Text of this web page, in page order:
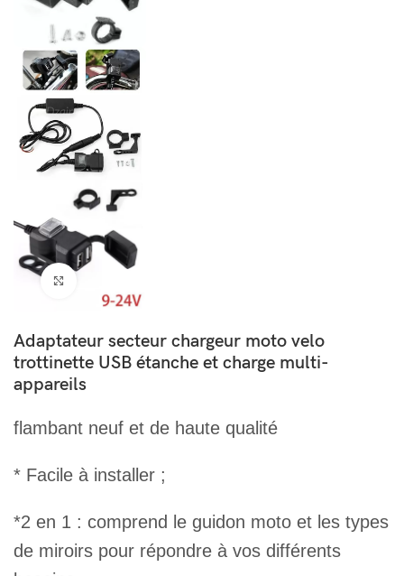
Adaptateur secteur chargeur moto velo
trottinette USB étanche et charge multi-
appareils
flambant neuf et de haute qualité
* Facile à installer ;
*2 en 1 : comprend le guidon moto et les types
de miroirs pour répondre à vos différents